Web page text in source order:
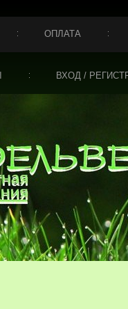
ОПЛАТА
ВХОД /